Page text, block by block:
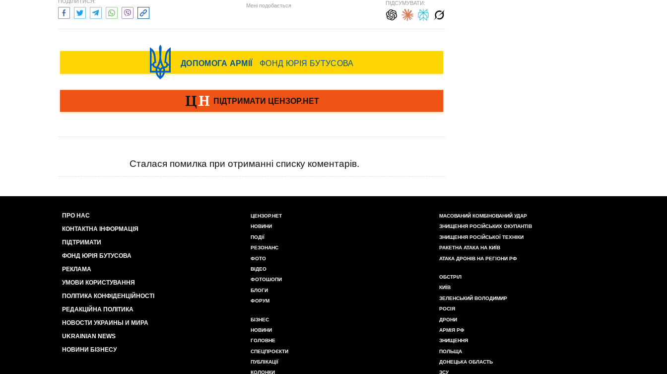
Мені подобається ПІДСУМУВАТИ:
Сталася помилка при отриманні списку коментарів.
ПРО НАС
КОНТАКТНА ІНФОРМАЦІЯ
ПІДТРИМАТИ
ФОНД ЮРІЯ БУТУСОВА
РЕКЛАМА
УМОВИ КОРИСТУВАННЯ
ПОЛІТИКА КОНФІДЕНЦІЙНОСТІ
РЕДАКЦІЙНА ПОЛІТИКА
НОВОСТИ УКРАИНЫ И МИРА
UKRAINIAN NEWS
НОВИНИ БІЗНЕСУ
ЦЕНЗОР.НЕТ
НОВИНИ
ПОДІЇ
РЕЗОНАНС
ФОТО
ВІДЕО
ФОТОШОПИ
БЛОГИ
ФОРУМ
БІЗНЕС
НОВИНИ
ГОЛОВНЕ
СПЕЦПРОЄКТИ
ПУБЛІКАЦІЇ
КОЛОНКИ
МАСОВАНИЙ КОМБІНОВАНИЙ УДАР
ЗНИЩЕННЯ РОСІЙСЬКИХ ОКУПАНТІВ
ЗНИЩЕННЯ РОСІЙСЬКОЇ ТЕХНІКИ
РАКЕТНА АТАКА НА КИЇВ
АТАКА ДРОНІВ НА РЕГІОНИ РФ
ОБСТРІЛ
КИЇВ
ЗЕЛЕНСЬКИЙ ВОЛОДИМИР
РОСІЯ
ДРОНИ
АРМІЯ РФ
ЗНИЩЕННЯ
ПОЛЬЩА
ДОНЕЦЬКА ОБЛАСТЬ
ЗСУ